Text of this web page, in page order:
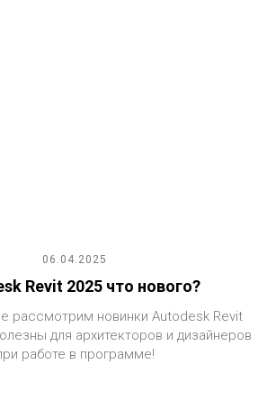
06.04.2025
Revit 2025 что нового?
рассмотрим новинки Autodesk Revit
для архитекторов и дизайнеров
работе в программе!